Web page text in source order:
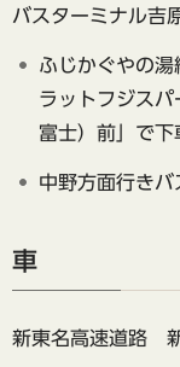
バスターミナル吉
ふじかぐやの
ラットフジス
富士）前」で下
中野方面行きバ
車
新東名高速道路